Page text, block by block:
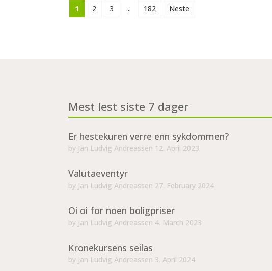
1 2 3 ... Neste
182
Mest lest siste 7 dager
Er hestekuren verre enn sykdommen?
by Jan Ludvig Andreassen 12. April 2023
Valutaeventyr
by Jan Ludvig Andreassen 27. February 2024
Oi oi for noen boligpriser
by Jan Ludvig Andreassen 4. March 2023
Kronekursens seilas
by Jan Ludvig Andreassen 3. April 2024